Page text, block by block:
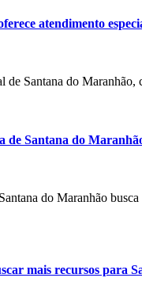
atendimento
de Santana do
Santana do
do Maranhão
mais recursos para